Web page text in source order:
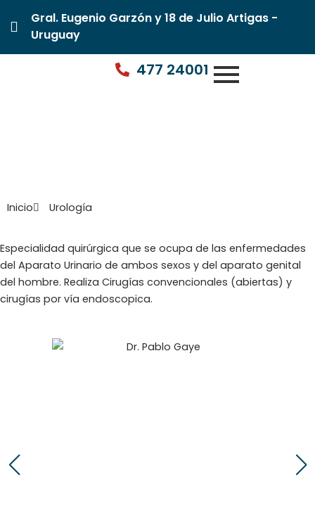
Gral. Eugenio Garzón y 18 de Julio Artigas -
Uruguay
477 24001
Inicio Urología
Especialidad quirúrgica que se ocupa de las enfermedades
del Aparato Urinario de ambos sexos y del aparato genital
del hombre. Realiza Cirugías convencionales (abiertas) y
cirugías por vía endoscopica.